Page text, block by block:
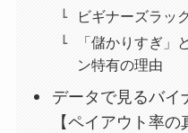
ビギナーズラッ
「儲かりすぎ」
ン特有の理由
データで見るバイ
【ペイアウト率の